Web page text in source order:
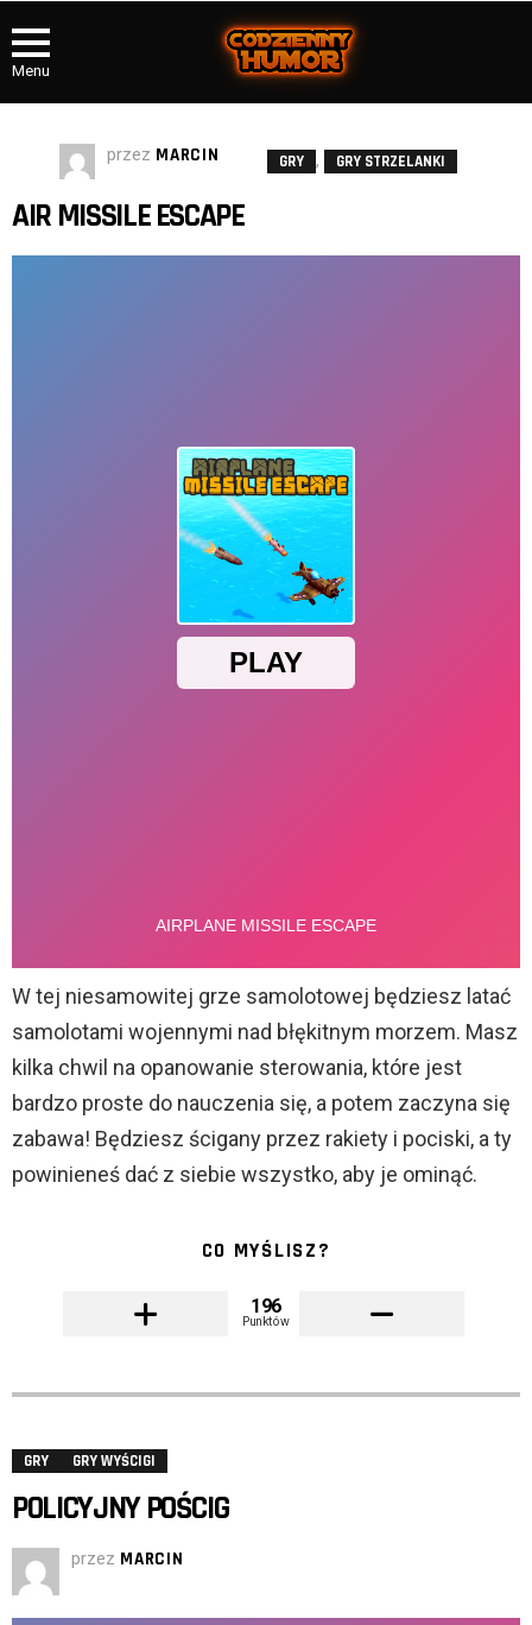
Menu
przez MARCIN GRY , GRY STRZELANKI
AIR MISSILE ESCAPE
W tej niesamowitej grze samolotowej będziesz latać
samolotami wojennymi nad błękitnym morzem. Masz
kilka chwil na opanowanie sterowania, które jest
bardzo proste do nauczenia się, a potem zaczyna się
zabawa! Będziesz ścigany przez rakiety i pociski, a ty
powinieneś dać z siebie wszystko, aby je ominąć.
CO MYŚLISZ?
196
Punktów
GRY GRY WYŚCIGI
POLICYJNY POŚCIG
przez MARCIN